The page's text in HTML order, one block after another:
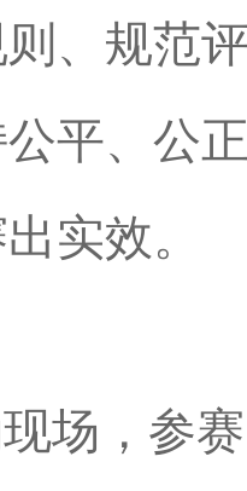
、规范
平、公
实效。
场，参